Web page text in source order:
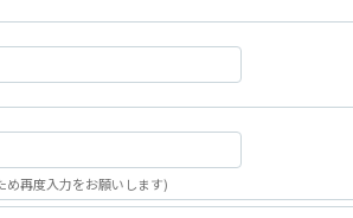
め再度入力をお願いします)